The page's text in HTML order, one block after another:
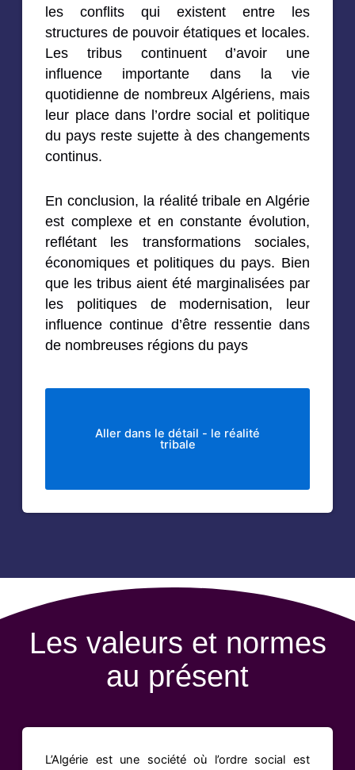
les conflits qui existent entre les
structures de pouvoir étatiques et locales.
Les tribus continuent d’avoir une
influence importante dans la vie
quotidienne de nombreux Algériens, mais
leur place dans l’ordre social et politique
du pays reste sujette à des changements
continus.
En conclusion, la réalité tribale en Algérie
est complexe et en constante évolution,
reflétant les transformations sociales,
économiques et politiques du pays. Bien
que les tribus aient été marginalisées par
les politiques de modernisation, leur
influence continue d’être ressentie dans
de nombreuses régions du pays
Aller dans le détail - le réalité
tribale
Les valeurs et normes
au présent
L’Algérie est une société où l’ordre social est